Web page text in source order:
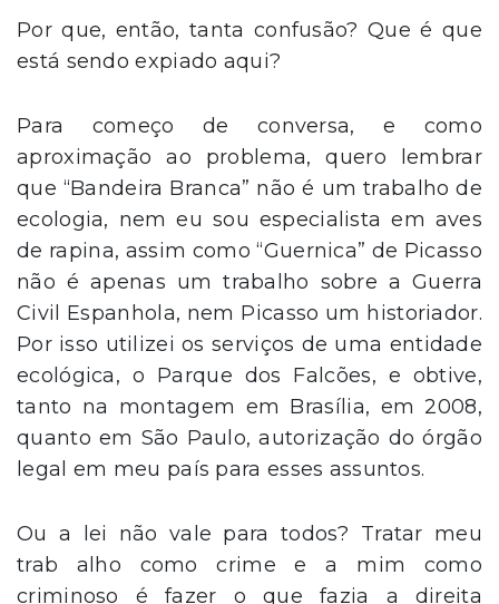
Por que, então, tanta confusão? Que é que
está sendo expiado aqui?
Para começo de conversa, e como
aproximação ao problema, quero lembrar
que “Bandeira Branca” não é um trabalho de
ecologia, nem eu sou especialista em aves
de rapina, assim como “Guernica” de Picasso
não é apenas um trabalho sobre a Guerra
Civil Espanhola, nem Picasso um historiador.
Por isso utilizei os serviços de uma entidade
ecológica, o Parque dos Falcões, e obtive,
tanto na montagem em Brasília, em 2008,
quanto em São Paulo, autorização do órgão
legal em meu país para esses assuntos.
Ou a lei não vale para todos? Tratar meu
trab alho como crime e a mim como
criminoso é fazer o que fazia a direita